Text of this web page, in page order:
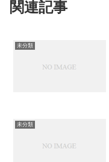
関連記事
未分類
未分類